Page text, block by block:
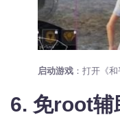
启动游戏 ：打开《
6. 免root辅